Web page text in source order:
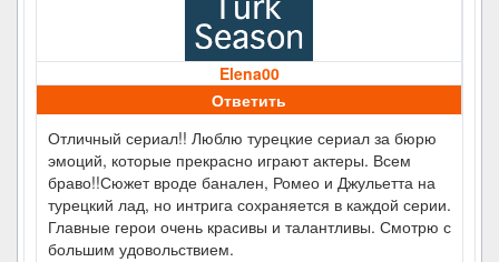
Elena00
Ответить
Отличный сериал!! Люблю турецкие сериал за бюрю
эмоций, которые прекрасно играют актеры. Всем
браво!!Сюжет вроде банален, Ромео и Джульетта на
турецкий лад, но интрига сохраняется в каждой серии.
Главные герои очень красивы и талантливы. Смотрю с
большим удовольствием.